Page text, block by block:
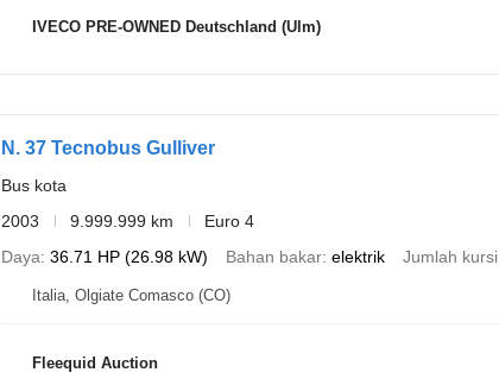
IVECO PRE-OWNED Deutschland (Ulm)
N. 37 Tecnobus Gulliver
Bus kota
2003
9.999.999 km
Euro 4
Daya 36.71 HP (26.98 kW) Bahan bakar elektrik Jumlah kursi
Italia, Olgiate Comasco (CO)
Fleequid Auction